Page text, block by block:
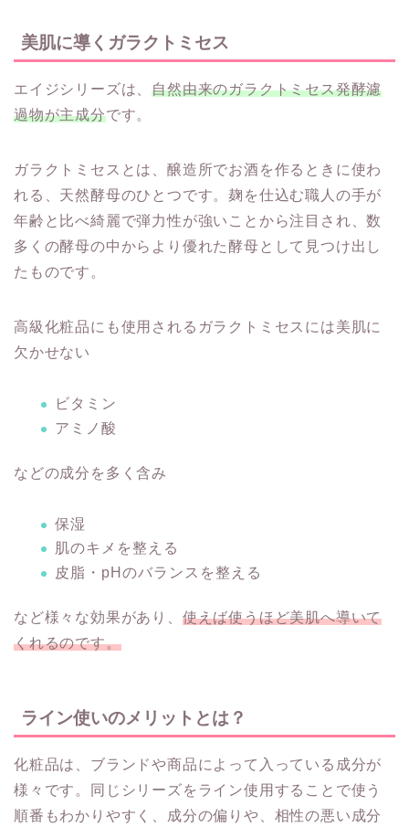
美肌に導くガラクトミセス
エイジシリーズは、自然由来のガラクトミセス発酵濾
過物が主成分です。
ガラクトミセスとは、醸造所でお酒を作るときに使わ
れる、天然酵母のひとつです。麹を仕込む職人の手が
年齢と比べ綺麗で弾力性が強いことから注目され、数
多くの酵母の中からより優れた酵母として見つけ出し
たものです。
高級化粧品にも使用されるガラクトミセスには美肌に
欠かせない
ビタミン
アミノ酸
などの成分を多く含み
保湿
肌のキメを整える
皮脂・pHのバランスを整える
など様々な効果があり、 使えば使うほど美肌へ導いて
くれるのです。
ライン使いのメリットとは？
化粧品は、ブランドや商品によって入っている成分が
様々です。同じシリーズをライン使用することで使う
順番もわかりやすく、成分の偏りや、相性の悪い成分